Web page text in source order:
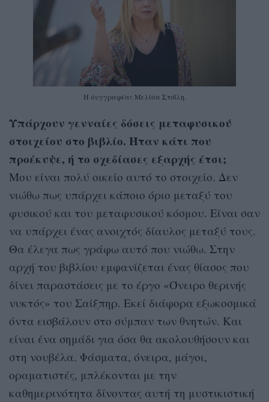
Η συγγραφέας Μελίσα Στοΐλη.
Υπάρχουν γενναίες δόσεις μεταφυσικού
στοιχείου στο βιβλίο. Ήταν κάτι που
προέκυψε, ή το σχεδίασες εξαρχής έτσι;
Μου είναι πολύ οικείο αυτό το στοιχείο. Δεν
νιώθω πως υπάρχει κάποιο όριο μεταξύ του
φυσικού και του μεταφυσικού κόσμου. Είναι σαν
να υπάρχει ένας ανοιχτός δίαυλος μεταξύ τους.
Θα έλεγα πως γράφω αυτό που νιώθω. Στην
αρχή του βιβλίου εμφανίζεται ένας θίασος που
δίνει παραστάσεις με το έργο «Όνειρο θερινής
νυκτός» του Σαίξπηρ. Εκεί διάφορα εξωκοσμικά
όντα εισβάλουν στο σύμπαν των θνητών. Και
είναι ένα σημάδι για όσα θα ακολουθήσουν και
στη νουβέλα. Φάσματα, όνειρα, μάγοι,
οραματιστές, μπλέκονται με την
καθημερινότητα δίνοντας αυτή τη μυστικιστική